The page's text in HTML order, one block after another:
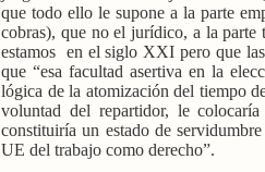
que todo ello le supone a la parte
cobras), que no el jurídico, a la
estamos en el siglo XXI pero que las
que “esa facultad asertiva en la
lógica de la atomización del tiempo
voluntad del repartidor, le
constituiría un estado de
UE del trabajo como derecho”.